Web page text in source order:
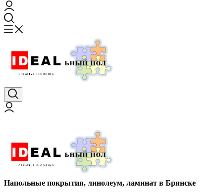
Напольные покрытия, линолеум, ламинат в Брянске